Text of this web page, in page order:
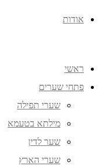
אודות
ראשי
פתחי שערים
שערי תפילה
מילתא בטעמא
שער לדין
שערי הארץ